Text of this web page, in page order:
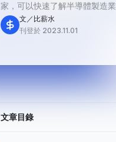
家，可以快速了解半導體製造
文／比薪水
刊登於 2023.11.01
文章目錄